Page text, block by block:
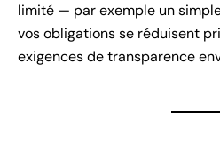
limité — par exemple un
vos obligations se réduisent
exigences de transparence